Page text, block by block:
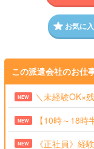
お気に
この派遣会社のお仕
NEW ＼未経験OK×
NEW 【10時～18
NEW 《正社員》経